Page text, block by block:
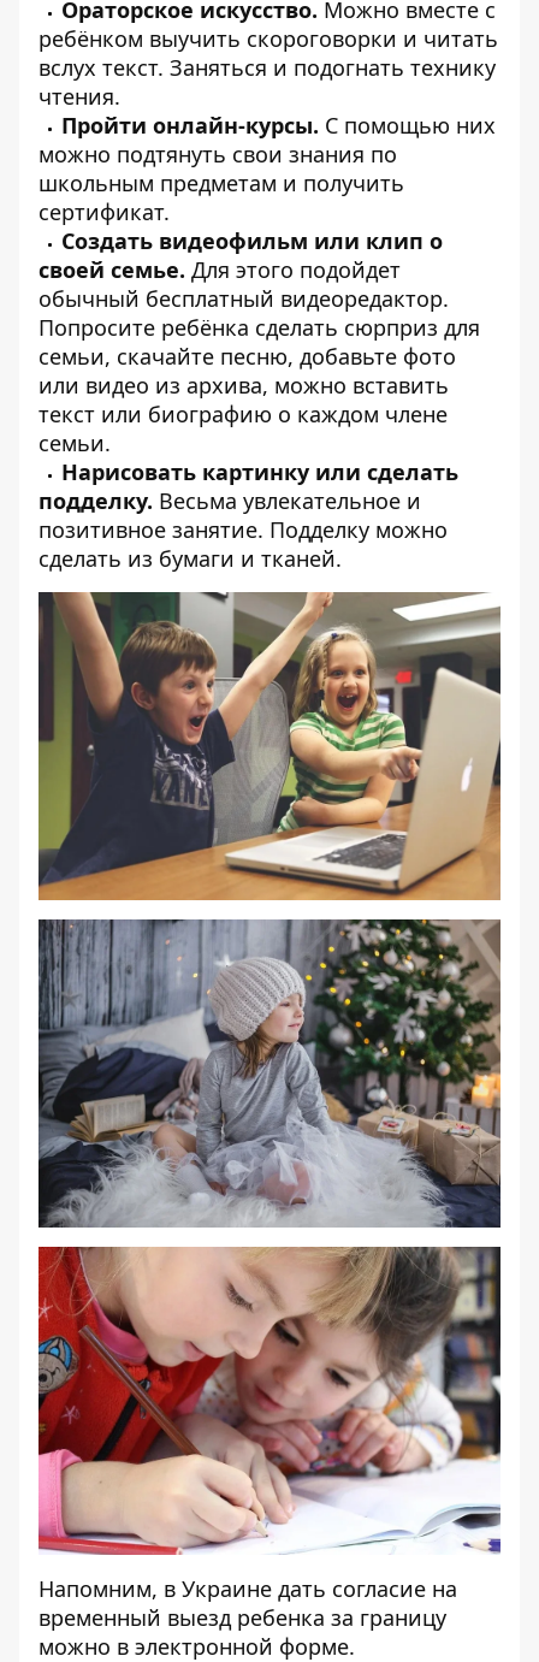
Ораторское искусство. Можно вместе с
ребёнком выучить скороговорки и читать
вслух текст. Заняться и подогнать технику
чтения.
Пройти онлайн-курсы. С помощью них
можно подтянуть свои знания по
школьным предметам и получить
сертификат.
Создать видеофильм или клип о
своей семье. Для этого подойдет
обычный бесплатный видеоредактор.
Попросите ребёнка сделать сюрприз для
семьи, скачайте песню, добавьте фото
или видео из архива, можно вставить
текст или биографию о каждом члене
семьи.
Нарисовать картинку или сделать
подделку. Весьма увлекательное и
позитивное занятие. Подделку можно
сделать из бумаги и тканей.
Напомним, в Украине дать согласие на
временный выезд ребенка за границу
можно в электронной форме.